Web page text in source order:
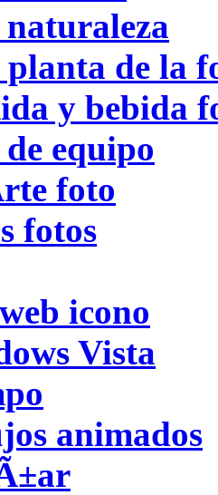
de la
y bebida
equipo
foto
fotos
icono
Vista
animados